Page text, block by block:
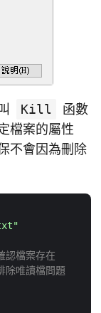
Kill
函數
檔案的屬性
不會因為刪除
認檔案存在
唯讀檔問題